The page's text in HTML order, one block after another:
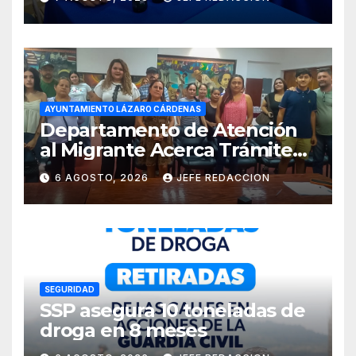
Costa de Michoacán 2026
AYUNTAMIENTO LÁZARO CÁRDENAS
Departamento de Atención
al Migrante Acerca Trámite
de Pasaportes
Estadounidenses a
Residentes de Lázaro
Cárdenas
6 AGOSTO, 2026 JEFE REDACCION
SEGURIDAD
SSP asegura 10 toneladas de
droga en 8 meses